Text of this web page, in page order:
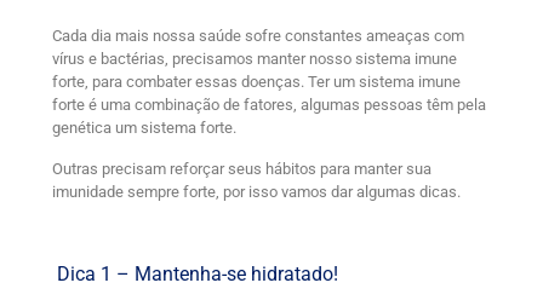
Cada dia mais nossa saúde sofre constantes ameaças com
vírus e bactérias, precisamos manter nosso sistema imune
forte, para combater essas doenças. Ter um sistema imune
forte é uma combinação de fatores, algumas pessoas têm pela
genética um sistema forte.
Outras precisam reforçar seus hábitos para manter sua
imunidade sempre forte, por isso vamos dar algumas dicas.
Dica 1 – Mantenha-se hidratado!